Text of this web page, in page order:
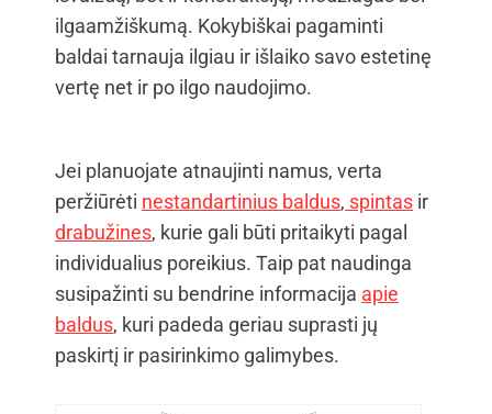
ilgaamžiškumą. Kokybiškai pagaminti
baldai tarnauja ilgiau ir išlaiko savo estetinę
vertę net ir po ilgo naudojimo.
Jei planuojate atnaujinti namus, verta
peržiūrėti nestandartinius baldus, spintas ir
drabužines, kurie gali būti pritaikyti pagal
individualius poreikius. Taip pat naudinga
susipažinti su bendrine informacija apie
baldus, kuri padeda geriau suprasti jų
paskirtį ir pasirinkimo galimybes.